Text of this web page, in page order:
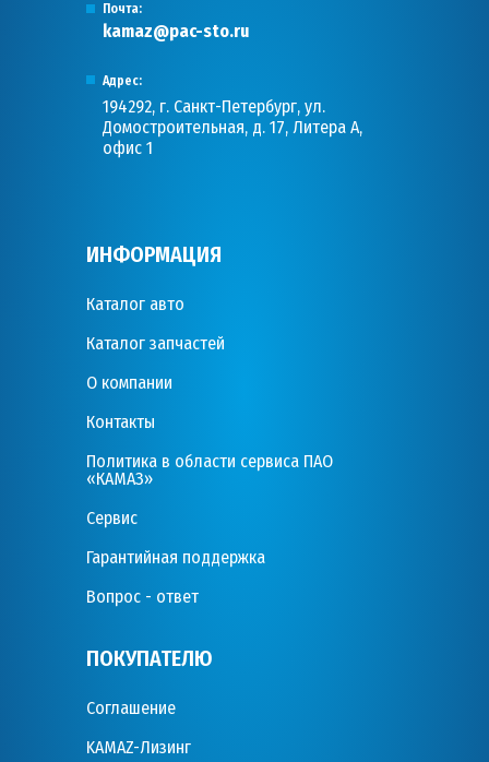
Почта:
kamaz@pac-sto.ru
Адрес:
194292, г. Санкт-Петербург, ул.
Домостроительная, д. 17, Литера А,
офис 1
ИНФОРМАЦИЯ
Каталог авто
Каталог запчастей
О компании
Контакты
Политика в области сервиса ПАО
«КАМАЗ»
Сервис
Гарантийная поддержка
Вопрос - ответ
ПОКУПАТЕЛЮ
Соглашение
KAMAZ-Лизинг